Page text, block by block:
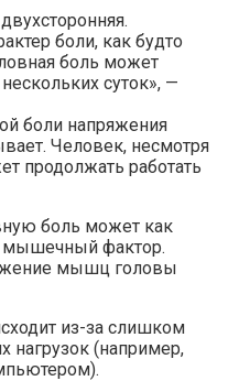
боли, как будто
боль может
суток», —
боли напряжения
Человек, несмотря
продолжать работать
боль может как
мышечный фактор.
мышц головы
из-за слишком
нагрузок (например,